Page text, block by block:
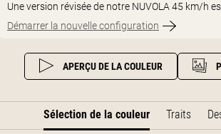
Une version révisée de notre NUVOLA 45 km/h
Démarrer la nouvelle configuration
APERÇU DE LA COULEUR
Sélection de la couleur Traits